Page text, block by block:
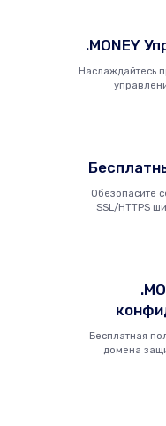
.MONEY
Наслаждайтесь
Обезопасите
SSL/HTTPS
Бесплатная
домена